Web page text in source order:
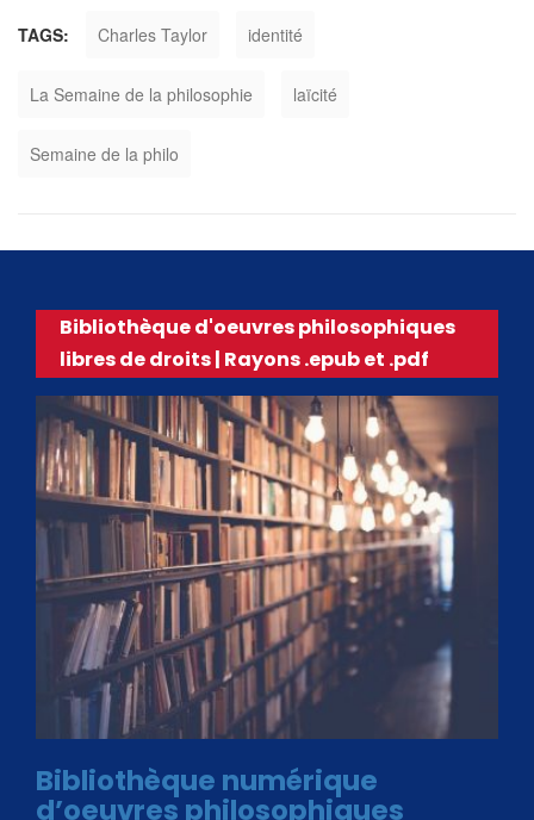
TAGS: Charles Taylor identité
La Semaine de la philosophie laïcité
Semaine de la philo
Bibliothèque d'oeuvres philosophiques
libres de droits | Rayons .epub et .pdf
Bibliothèque numérique
d’oeuvres philosophiques